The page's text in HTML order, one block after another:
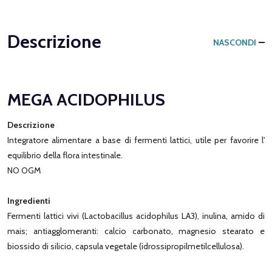
Descrizione NASCONDI
MEGA ACIDOPHILUS
Descrizione
Integratore alimentare a base di fermenti lattici, utile per favorire l'
equilibrio della flora intestinale.
NO OGM
Ingredienti
Fermenti lattici vivi (Lactobacillus acidophilus LA3), inulina, amido di
mais; antiagglomeranti: calcio carbonato, magnesio stearato e
biossido di silicio, capsula vegetale (idrossipropilmetilcellulosa).